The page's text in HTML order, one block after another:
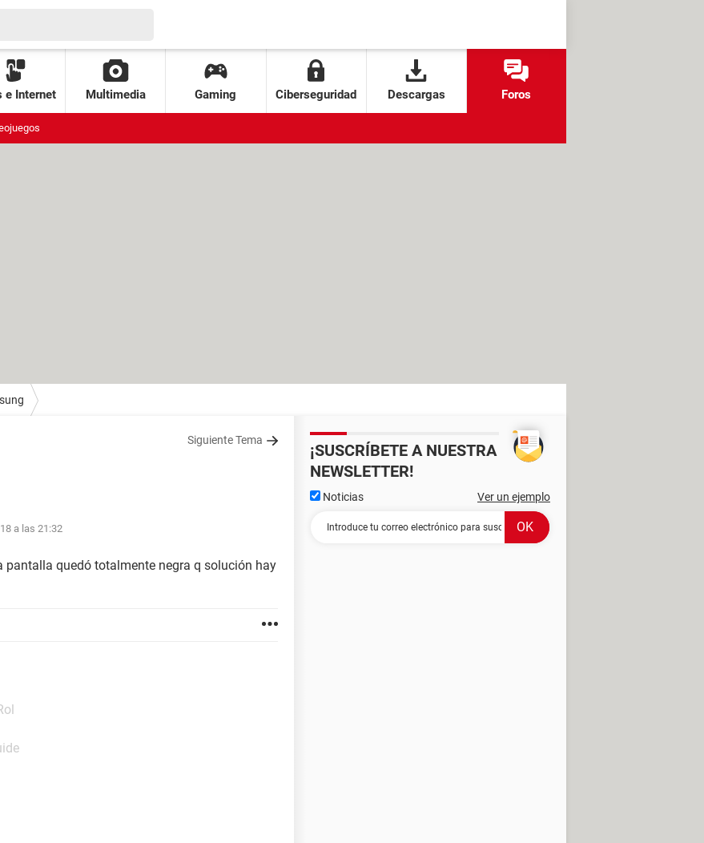
e Internet Multimedia Gaming Ciberseguridad Descargas Foros
Siguiente Tema
a las 21:32
pantalla quedó totalmente negra q solución hay
¡SUSCRÍBETE A NUESTRA
NEWSLETTER!
Noticias Ver un ejemplo